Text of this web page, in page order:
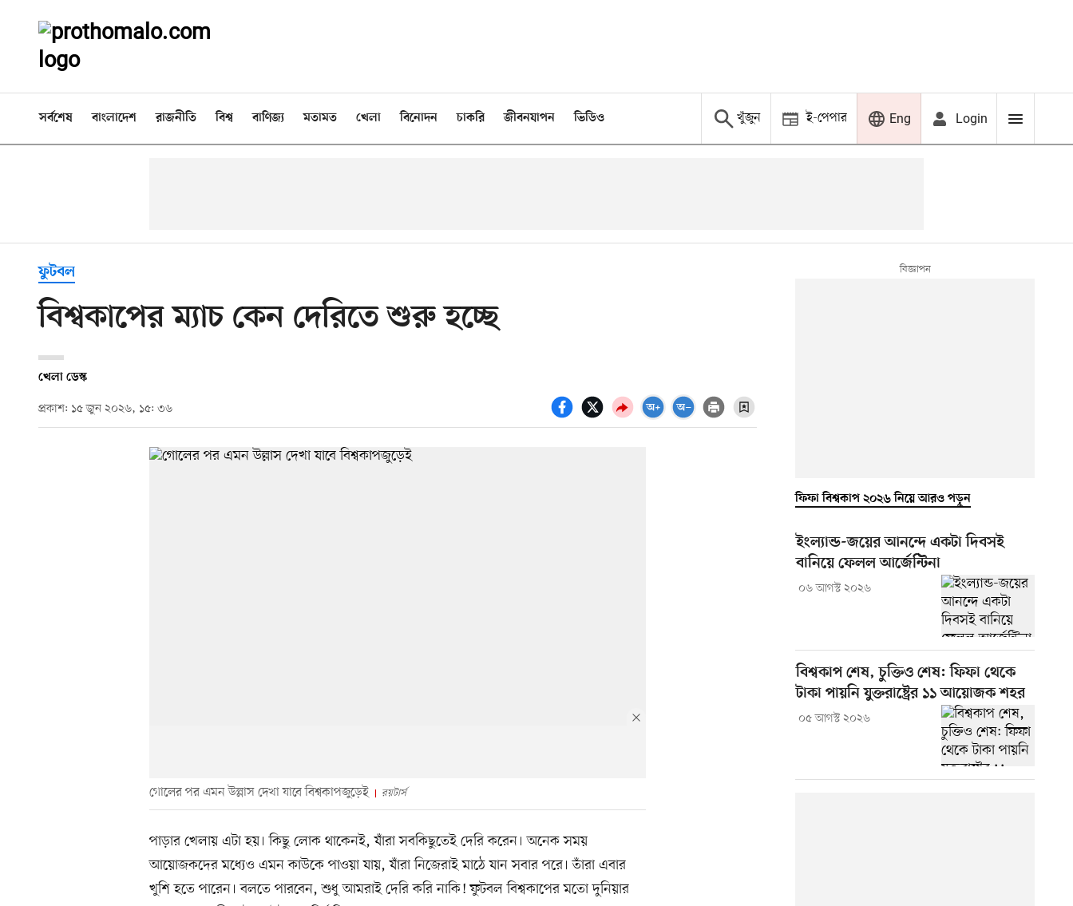
সর্বশেষ বাংলাদেশ রাজনীতি বিশ্ব বাণিজ্য মতামত খেলা বিনোদন চাকরি জীবনযাপন ভিডিও খুঁজুন ই-পেপার Eng Login
ফুটবল
বিশ্বকাপের ম্যাচ কেন দেরিতে শুরু হচ্ছে
খেলা ডেস্ক
প্রকাশ: ১৫ জুন ২০২৬, ১৫: ৩৬
গোলের পর এমন উল্লাস দেখা যাবে বিশ্বকাপজুড়েই রয়টার্স
পাড়ার খেলায় এটা হয়। কিছু লোক থাকেনই, যাঁরা সবকিছুতেই দেরি করেন। অনেক সময়
আয়োজকদের মধ্যেও এমন কাউকে পাওয়া যায়, যাঁরা নিজেরাই মাঠে যান সবার পরে। তাঁরা এবার
খুশি হতে পারেন। বলতে পারবেন, শুধু আমরাই দেরি করি নাকি! ফুটবল বিশ্বকাপের মতো দুনিয়ার
ফিফা বিশ্বকাপ ২০২৬ নিয়ে আরও পড়ুন
ইংল্যান্ড-জয়ের আনন্দে একটা দিবসই
বানিয়ে ফেলল আর্জেন্টিনা
০৬ আগস্ট ২০২৬
বিশ্বকাপ শেষ, চুক্তিও শেষ: ফিফা থেকে
টাকা পায়নি যুক্তরাষ্ট্রের ১১ আয়োজক শহর
০৫ আগস্ট ২০২৬